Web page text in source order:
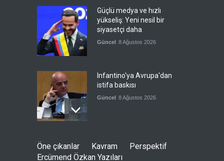
Güçlü medya ve hızlı
yükseliş: Yeni nesil bir
siyasetçi daha
Güncel 8 Ağustos 2026
Infantino'ya Avrupa'dan
istifa baskısı
Güncel 8 Ağustos 2026
Kolombiya, solcu Petro'nun
yerine aşırı sağcı Espriella'yı
Öne çıkanlar Kavram
Perspektif
Ercümend Özkan Yazıları